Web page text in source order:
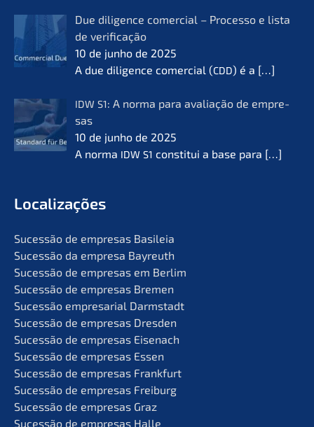
Due diligence comer­cial – Proces­so e lista
de verifi­ca­ção
10 de junho de 2025
A due diligence comer­cial (CDD) é a […]
IDW S1: A norma para avalia­ção de empre­
sas
10 de junho de 2025
A norma IDW S1 consti­tui a base para […]
Locali­za­ções
Suces­são de empre­sas Basileia
Suces­são da empre­sa Bayreuth
Suces­são de empre­sas em Berlim
Suces­são de empre­sas Bremen
Suces­são empre­sa­ri­al Darmstadt
Suces­são de empre­sas Dresden
Suces­são de empre­sas Eisenach
Suces­são de empre­sas Essen
Suces­são de empre­sas Frankfurt
Suces­são de empre­sas Freiburg
Suces­são de empre­sas Graz
Suces­são de empre­sas Halle